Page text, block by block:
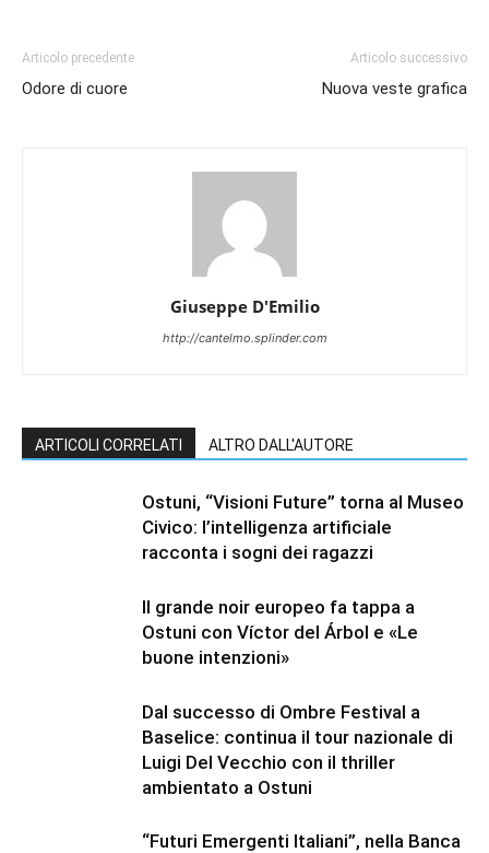
Articolo precedente
Odore di cuore
Articolo successivo
Nuova veste grafica
Giuseppe D'Emilio
http://cantelmo.splinder.com
ARTICOLI CORRELATI ALTRO DALL'AUTORE
Ostuni, “Visioni Future” torna al Museo
Civico: l’intelligenza artificiale
racconta i sogni dei ragazzi
Il grande noir europeo fa tappa a
Ostuni con Víctor del Árbol e «Le
buone intenzioni»
Dal successo di Ombre Festival a
Baselice: continua il tour nazionale di
Luigi Del Vecchio con il thriller
ambientato a Ostuni
“Futuri Emergenti Italiani”, nella Banca